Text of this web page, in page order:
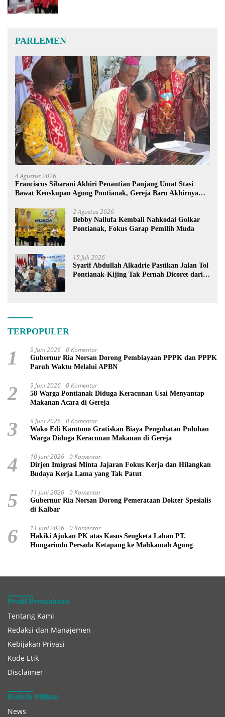
PARLEMEN
4 Agustus 2026
Franciscus Sibarani Akhiri Penantian Panjang Umat Stasi
Bawat Keuskupan Agung Pontianak, Gereja Baru Akhirnya
2 Agustus 2026
Bebby Nailufa Kembali Nahkodai Golkar
Pontianak, Fokus Garap Pemilih Muda
15 Juli 2026
Syarif Abdullah Alkadrie Pastikan Jalan Tol
Pontianak-Kijing Tak Pernah Dicoret dari
TERPOPULER
1 9 Juni 2026 0 Komentar
Gubernur Ria Norsan Dorong Pembiayaan PPPK dan PPPK
Paruh Waktu Melalui APBN
2 9 Juni 2026 0 Komentar
58 Warga Pontianak Diduga Keracunan Usai Menyantap
Makanan Acara di Gereja
3 9 Juni 2026 0 Komentar
Wako Edi Kamtono Gratiskan Biaya Pengobatan Puluhan
Warga Diduga Keracunan Makanan di Gereja
4 10 Juni 2026 0 Komentar
Dirjen Imigrasi Minta Jajaran Fokus Kerja dan Hilangkan
Budaya Kerja Lama yang Tak Patut
5 11 Juni 2026 0 Komentar
Gubernur Ria Norsan Dorong Pemerataan Dokter Spesialis
di Kalbar
6 11 Juni 2026 0 Komentar
Hakiki Ajukan PK atas Kasus Sengketa Lahan PT.
Hungarindo Persada Ketapang ke Mahkamah Agung
Profil Perusahaan
Tentang Kami
Redaksi dan Manajemen
Kebijakan Privasi
Kode Etik
Disclaimer
Rubrik Pilihan
News